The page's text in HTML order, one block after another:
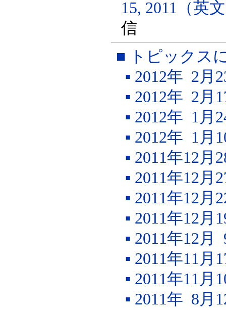
15, 2011（英
信
■ トピックス
▪ 2012年 2月
▪ 2012年 2月
▪ 2012年 1月
▪ 2012年 1月
▪ 2011年12月
▪ 2011年12月
▪ 2011年12月
▪ 2011年12月
▪ 2011年12
▪ 2011年11月
▪ 2011年11月
▪ 2011年 8月